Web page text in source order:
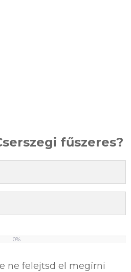
fűszeres?
0%
ne felejtsd el megírni